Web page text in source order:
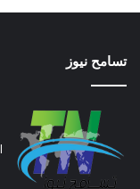
تسامح نيوز